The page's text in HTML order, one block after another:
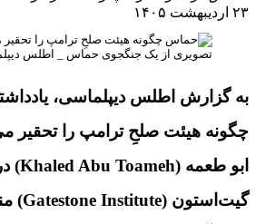
۲۳ اردیبهشت ۱۴۰۵
تصویری از یک جنگجوی حماس _ اطلس
به گزارش اطلس دیپلماسی،
چگونه هیئت صلحِ ترامپ را تحقیر
ابو طعمه (Khaled Abu Toameh
)
گیت‌استون (Gatestone Institute
)